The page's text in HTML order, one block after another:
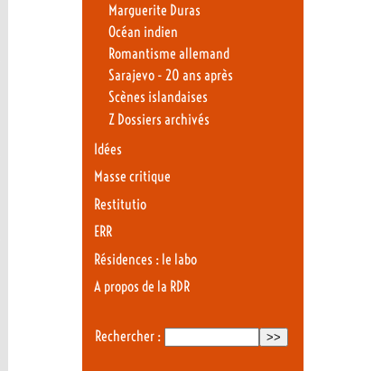
Marguerite Duras
Océan indien
Romantisme allemand
Sarajevo - 20 ans après
Scènes islandaises
Z Dossiers archivés
Idées
Masse critique
Restitutio
ERR
Résidences : le labo
A propos de la RDR
Rechercher :